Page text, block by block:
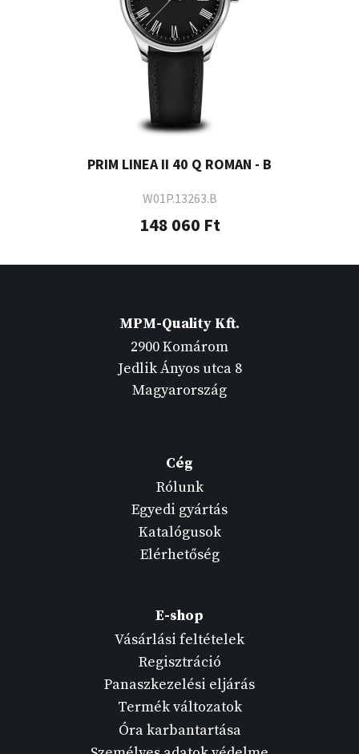
PRIM LINEA II 40 Q ROMAN - B
W01P.13263.B
148 060 Ft
MPM-Quality Kft.
2900 Komárom
Jedlik Ányos utca 8
Magyarország
Cég
Rólunk
Egyedi gyártás
Katalógusok
Elérhetőség
E-shop
Vásárlási feltételek
Regisztráció
Panaszkezelési eljárás
Termék változatok
Óra karbantartása